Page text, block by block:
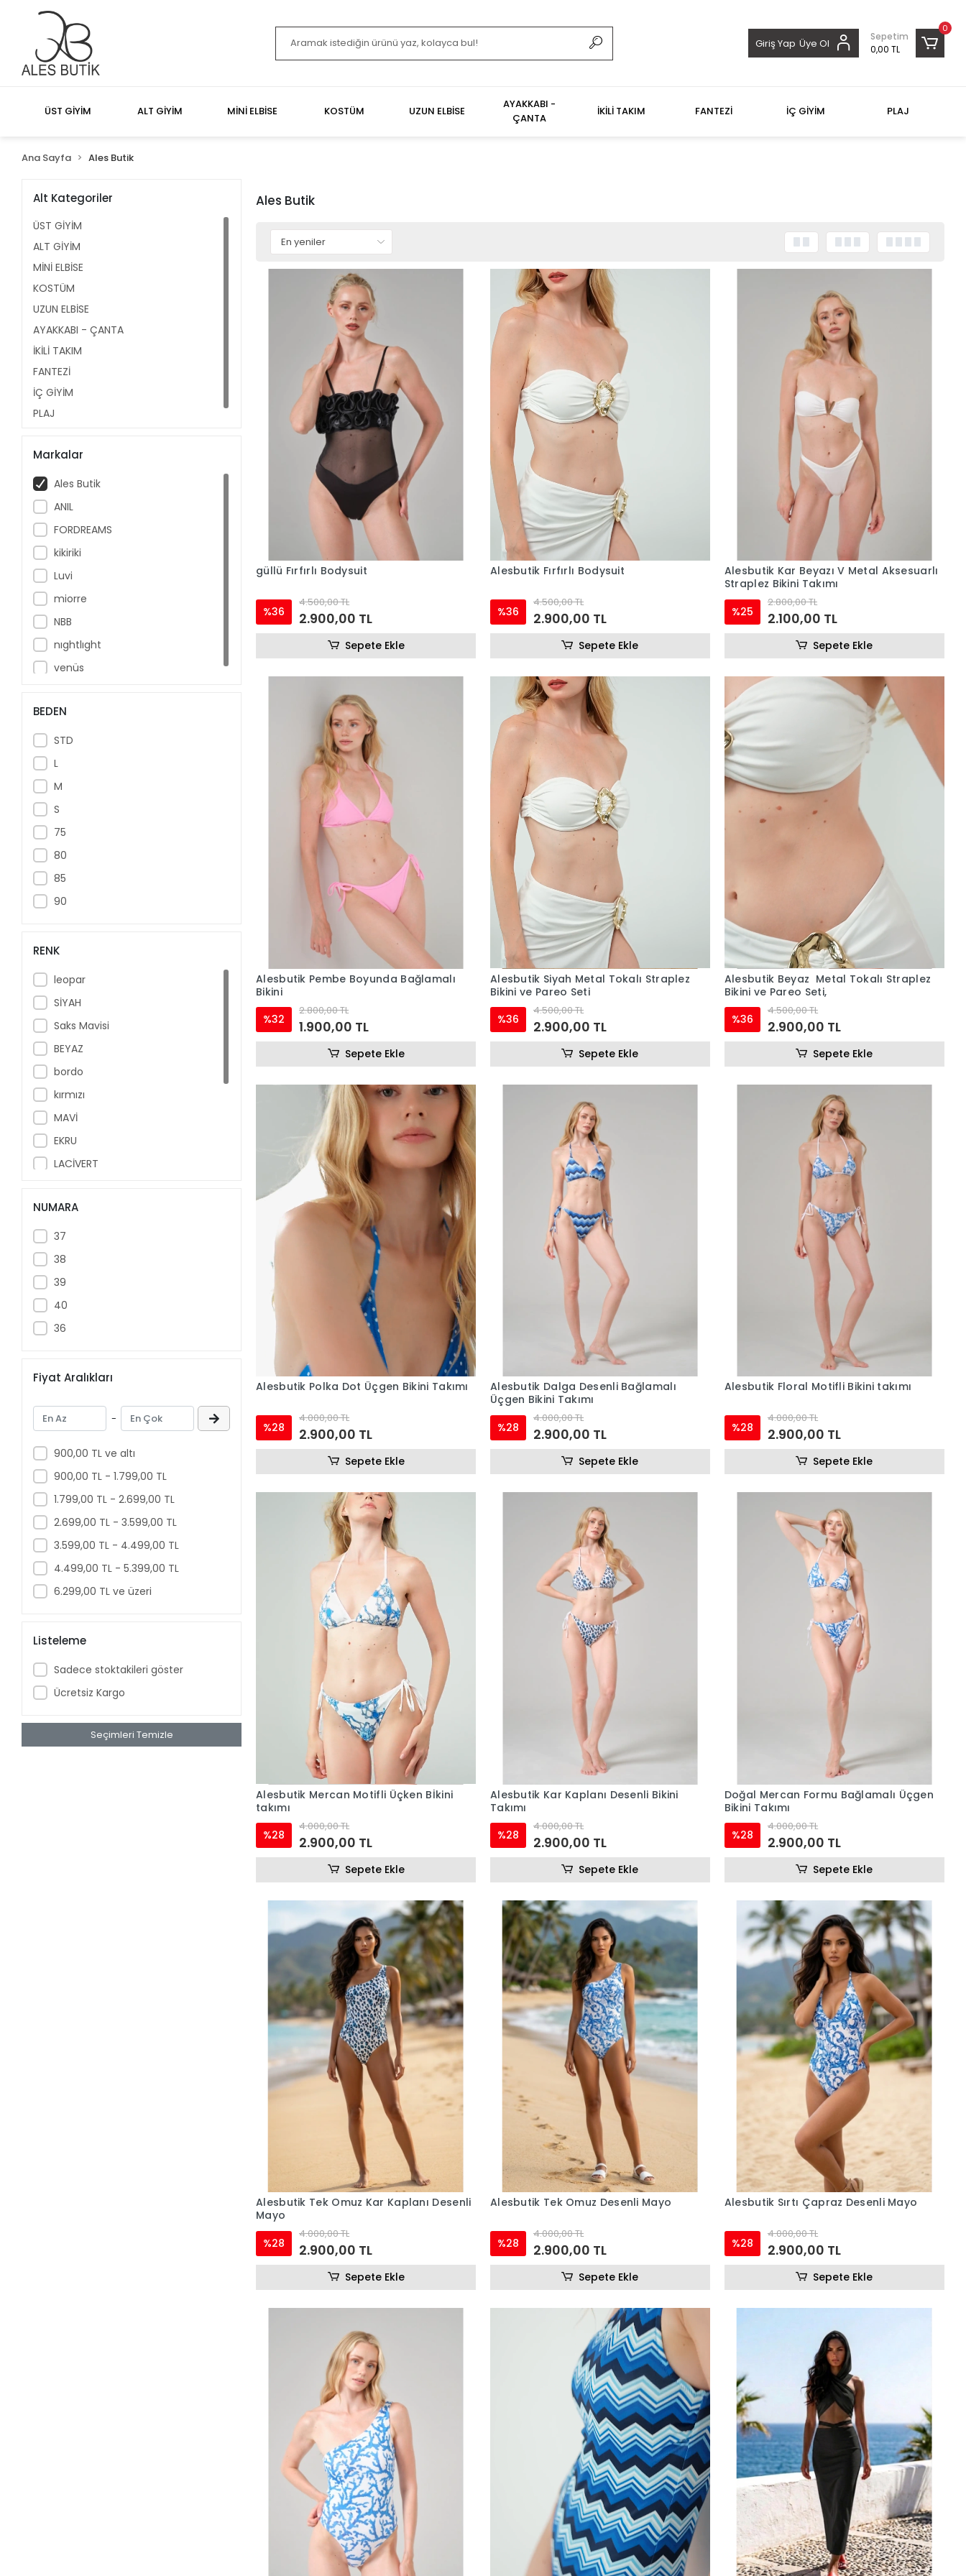
Giriş Yap Üye Ol
0
Sepetim
0,00 TL
ÜST GİYİM ALT GİYİM MİNİ ELBİSE KOSTÜM UZUN ELBİSE
AYAKKABI -
ÇANTA
İKİLİ TAKIM FANTEZİ İÇ GİYİM PLAJ
Ana Sayfa Ales Butik
Alt Kategoriler
ÜST GİYİM
ALT GİYİM
MİNİ ELBİSE
KOSTÜM
UZUN ELBİSE
AYAKKABI - ÇANTA
İKİLİ TAKIM
FANTEZİ
İÇ GİYİM
PLAJ
Markalar
Ales Butik
ANIL
FORDREAMS
kikiriki
Luvi
miorre
NBB
nıghtlıght
venüs
BEDEN
STD
L
M
S
75
80
85
90
RENK
leopar
SİYAH
Saks Mavisi
BEYAZ
bordo
kırmızı
MAVİ
EKRU
LACİVERT
GRİ
TABA
sarı
YEŞİL
TURUNCU
NUMARA
37
38
39
40
36
Fiyat Aralıkları
-
900,00 TL ve altı
900,00 TL - 1.799,00 TL
1.799,00 TL - 2.699,00 TL
2.699,00 TL - 3.599,00 TL
3.599,00 TL - 4.499,00 TL
4.499,00 TL - 5.399,00 TL
6.299,00 TL ve üzeri
Listeleme
Sadece stoktakileri göster
Ücretsiz Kargo
Seçimleri Temizle
Ales Butik
güllü Fırfırlı Bodysuit
%36
4.500,00 TL
2.900,00 TL
Sepete Ekle
Alesbutik Fırfırlı Bodysuit
%36
4.500,00 TL
2.900,00 TL
Sepete Ekle
Alesbutik Kar Beyazı V Metal Aksesuarlı
Straplez Bikini Takımı
%25
2.800,00 TL
2.100,00 TL
Sepete Ekle
Alesbutik Pembe Boyunda Bağlamalı
Bikini
%32
2.800,00 TL
1.900,00 TL
Sepete Ekle
Alesbutik Siyah Metal Tokalı Straplez
Bikini ve Pareo Seti
%36
4.500,00 TL
2.900,00 TL
Sepete Ekle
Alesbutik Beyaz Metal Tokalı Straplez
Bikini ve Pareo Seti,
%36
4.500,00 TL
2.900,00 TL
Sepete Ekle
Alesbutik Polka Dot Üçgen Bikini Takımı
%28
4.000,00 TL
2.900,00 TL
Sepete Ekle
Alesbutik Dalga Desenli Bağlamalı
Üçgen Bikini Takımı
%28
4.000,00 TL
2.900,00 TL
Sepete Ekle
Alesbutik Floral Motifli Bikini takımı
%28
4.000,00 TL
2.900,00 TL
Sepete Ekle
Alesbutik Mercan Motifli Üçken Bİkini
takımı
%28
4.000,00 TL
2.900,00 TL
Sepete Ekle
Alesbutik Kar Kaplanı Desenli Bikini
Takımı
%28
4.000,00 TL
2.900,00 TL
Sepete Ekle
Doğal Mercan Formu Bağlamalı Üçgen
Bikini Takımı
%28
4.000,00 TL
2.900,00 TL
Sepete Ekle
Alesbutik Tek Omuz Kar Kaplanı Desenli
Mayo
%28
4.000,00 TL
2.900,00 TL
Sepete Ekle
Alesbutik Tek Omuz Desenli Mayo
%28
4.000,00 TL
2.900,00 TL
Sepete Ekle
Alesbutik Sırtı Çapraz Desenli Mayo
%28
4.000,00 TL
2.900,00 TL
Sepete Ekle